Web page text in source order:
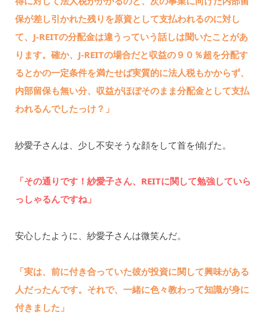
保が差し引かれた残りを原資として支払われるのに対し
て、J-REITの分配金は違うっていう話しは聞いたことがあ
ります。確か、J-REITの場合だと収益の９０％超を分配す
るとかの一定条件を満たせば実質的に法人税もかからず、
内部留保も無い分、収益がほぼそのまま分配金として支払
われるんでしたっけ？」
紗愛子さんは、少し不安そうな顔をして首を傾げた。
「その通りです！紗愛子さん、REITに関して勉強していら
っしゃるんですね」
安心したように、紗愛子さんは微笑んだ。
「実は、前に付き合っていた彼が投資に関して興味がある
人だったんです。それで、一緒に色々教わって知識が身に
付きました」